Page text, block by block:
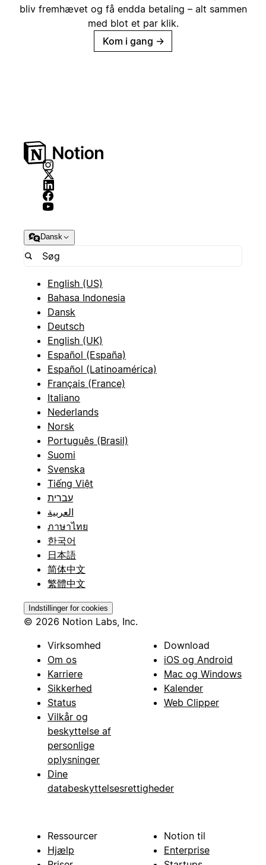
bliv fremhævet og få endda betaling – alt sammen
med blot et par klik.
Kom i gang →
Dansk
English (US)
Bahasa Indonesia
Dansk
Deutsch
English (UK)
Español (España)
Español (Latinoamérica)
Français (France)
Italiano
Nederlands
Norsk
Português (Brasil)
Suomi
Svenska
Tiếng Việt
עברית
العربية
ภาษาไทย
한국어
日本語
简体中文
繁體中文
Indstillinger for cookies
© 2026 Notion Labs, Inc.
Virksomhed
Om os
Karriere
Sikkerhed
Status
Vilkår og
beskyttelse af
personlige
oplysninger
Dine
databeskyttelsesrettigheder
Download
iOS og Android
Mac og Windows
Kalender
Web Clipper
Ressourcer
Hjælp
Notion til
Enterprise